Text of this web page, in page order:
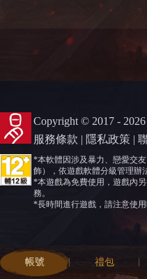
Copyright © 2017 -
服務條款 | 隱私政策 |
*本軟體因涉及暴力、戀愛交
飾），依遊戲軟體分級管理辦
*本遊戲為免費使用，遊戲內
務。
*長時間進行遊戲，請注意使
帳號 禮包